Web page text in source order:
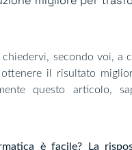
secondo voi, a
il risultato
questo articolo,
è facile? La